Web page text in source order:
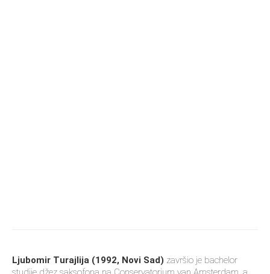
Ljubomir Turajlija (1992, Novi Sad) završio je bachelor